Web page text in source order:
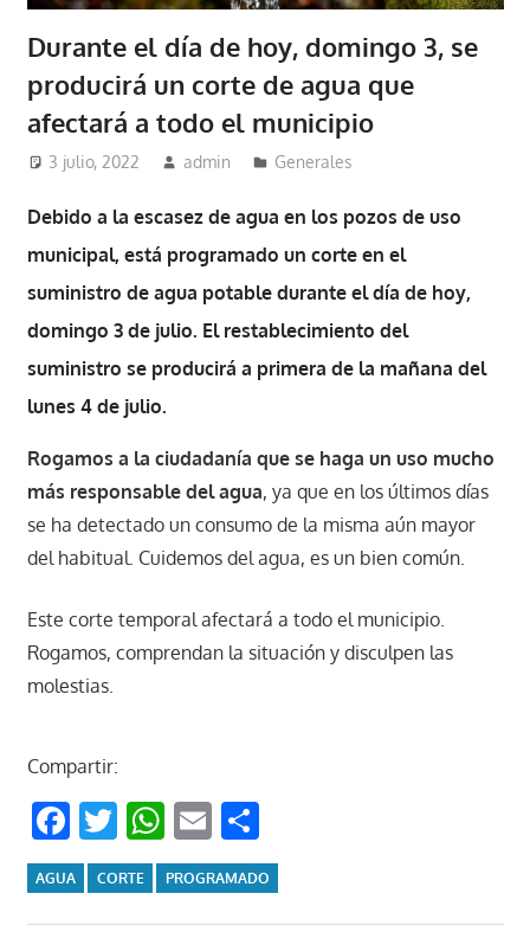
Durante el día de hoy, domingo 3, se
producirá un corte de agua que
afectará a todo el municipio
3 julio, 2022 admin Generales
Debido a la escasez de agua en los pozos de uso
municipal, está programado un corte en el
suministro de agua potable durante el día de hoy,
domingo 3 de julio. El restablecimiento del
suministro se producirá a primera de la mañana del
lunes 4 de julio.
Rogamos a la ciudadanía que se haga un uso mucho
más responsable del agua, ya que en los últimos días
se ha detectado un consumo de la misma aún mayor
del habitual. Cuidemos del agua, es un bien común.
Este corte temporal afectará a todo el municipio.
Rogamos, comprendan la situación y disculpen las
molestias.
Compartir:
Facebook
Twitter
WhatsApp
EmailCompartir
AGUA CORTE PROGRAMADO